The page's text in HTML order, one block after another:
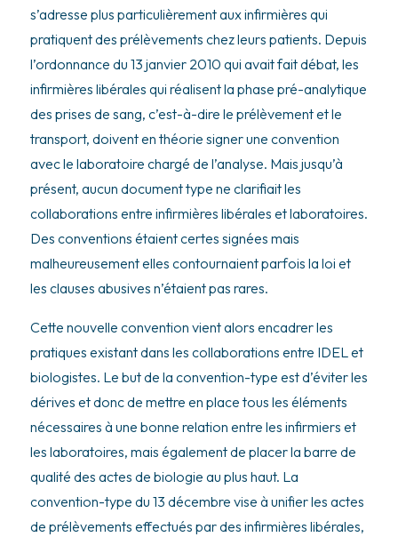
s’adresse plus particulièrement aux infirmières qui
pratiquent des prélèvements chez leurs patients. Depuis
l’ordonnance du 13 janvier 2010 qui avait fait débat, les
infirmières libérales qui réalisent la phase pré-analytique
des prises de sang, c’est-à-dire le prélèvement et le
transport, doivent en théorie signer une convention
avec le laboratoire chargé de l’analyse. Mais jusqu’à
présent, aucun document type ne clarifiait les
collaborations entre infirmières libérales et laboratoires.
Des conventions étaient certes signées mais
malheureusement elles contournaient parfois la loi et
les clauses abusives n’étaient pas rares.
Cette nouvelle convention vient alors encadrer les
pratiques existant dans les collaborations entre IDEL et
biologistes. Le but de la convention-type est d’éviter les
dérives et donc de mettre en place tous les éléments
nécessaires à une bonne relation entre les infirmiers et
les laboratoires, mais également de placer la barre de
qualité des actes de biologie au plus haut. La
convention-type du 13 décembre vise à unifier les actes
de prélèvements effectués par des infirmières libérales,